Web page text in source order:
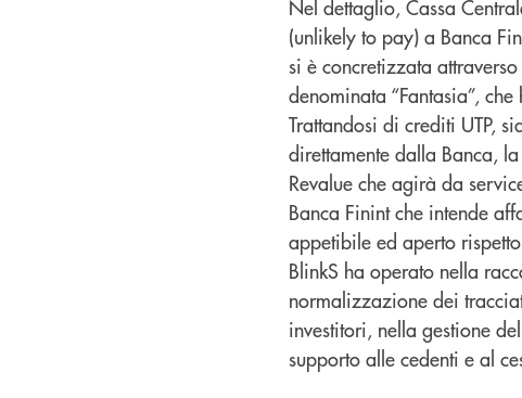
Nel dettaglio, Cassa
(unlikely to pay) a Banca
si è concretizzata
denominata “Fantasia”,
Trattandosi di crediti UTP,
direttamente dalla Banca,
Revalue che agirà da
Banca Finint che intende
appetibile ed aperto
BlinkS ha operato nella
normalizzazione dei
investitori, nella gestione
supporto alle cedenti e al